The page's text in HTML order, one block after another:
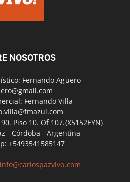
NOSOTROS
Fernando Agüero -
Fernando Villa -
Piso 10. Of 107.(X5152EYN)
- Córdoba - Argentina
+5493541585147
info@carlospazvivo.com